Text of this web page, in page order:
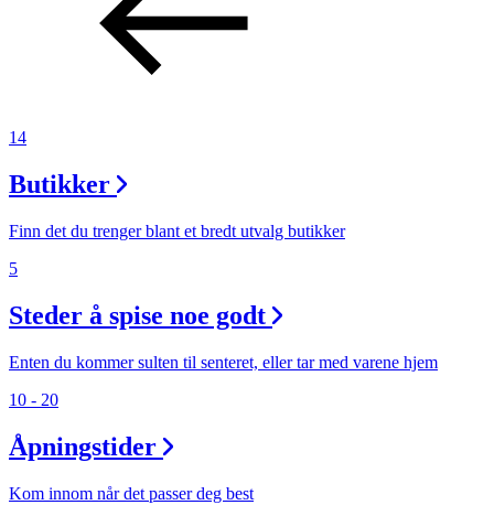
14
Butikker
Finn det du trenger blant et bredt utvalg butikker
5
Steder å spise noe godt
Enten du kommer sulten til senteret, eller tar med varene hjem
10 - 20
Åpningstider
Kom innom når det passer deg best